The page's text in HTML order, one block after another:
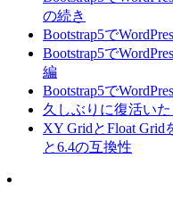
の続き
Bootstrap5で
Bootstrap5で
編
Bootstrap5で
久しぶりに復活い
XY GridとFloat Grid
と6.4の互換性